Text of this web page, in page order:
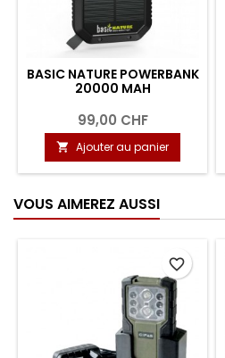
BASIC NATURE POWERBANK
20000 MAH
99,00 CHF
 Ajouter au panier
VOUS AIMEREZ AUSSI
favorite_border